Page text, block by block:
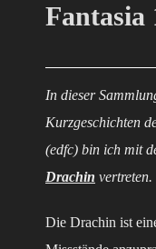
Fantasia
In dieser
Kurzgeschichten
(edfc) bin ich mit
Drachin vertreten.
Die Drachin ist